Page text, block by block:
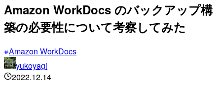
Amazon WorkDocs のバックアップ構
築の必要性について考察してみた
Amazon WorkDocs
yukoyagi
2022.12.14